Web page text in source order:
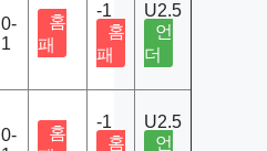
0-
1
홈
패
-1
홈
패
U2.5
언
더
0-
홈
-1
홈
U2.5
언